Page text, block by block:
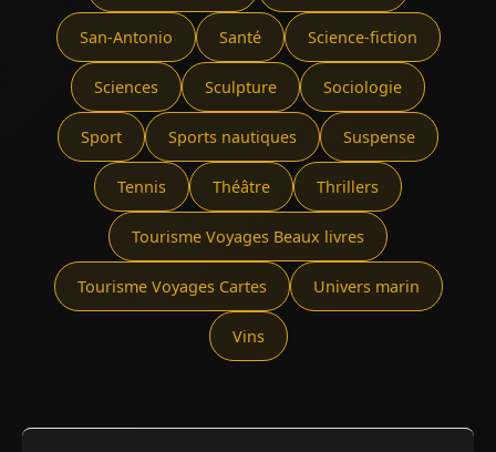
San-Antonio Santé Science-fiction
Sciences Sculpture Sociologie
Sport Sports nautiques Suspense
Tennis Théâtre Thrillers
Tourisme Voyages Beaux livres
Tourisme Voyages Cartes Univers marin
Vins